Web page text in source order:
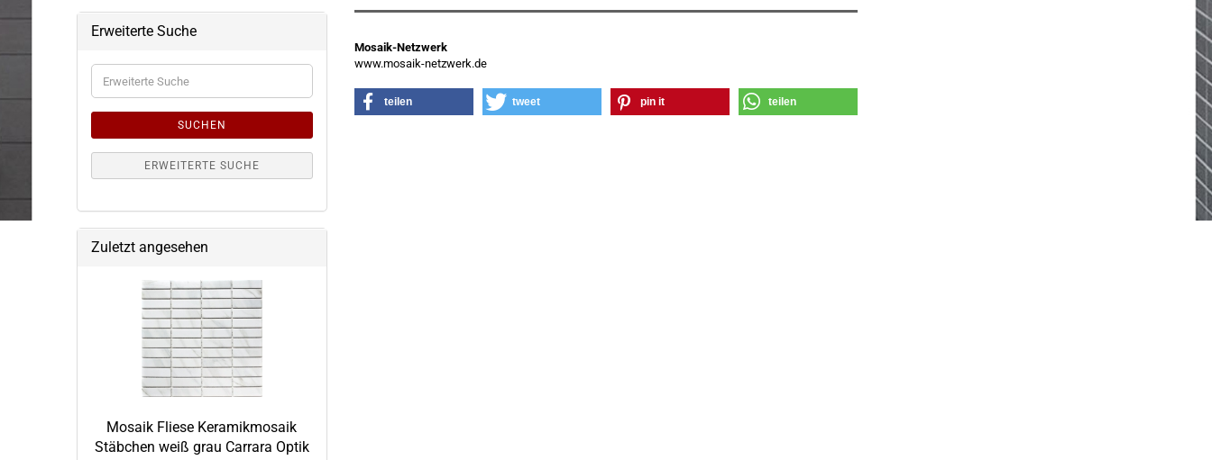
Mosaik-Netzwerk
www.mosaik-netzwerk.de
teilen tweet pin it teilen
Erweiterte Suche
Erweiterte
Suche
SUCHEN
ERWEITERTE SUCHE
Zuletzt angesehen
Mosaik Fliese Keramikmosaik
Stäbchen weiß grau Carrara Optik